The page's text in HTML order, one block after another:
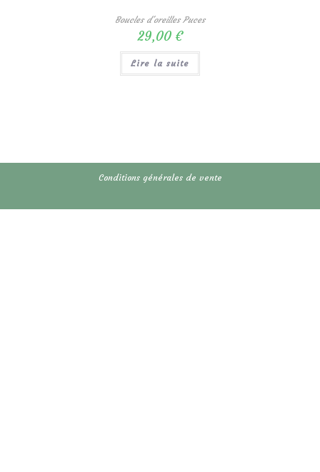
Boucles d'oreilles Puces
29,00 €
Lire la suite
Conditions générales de vente